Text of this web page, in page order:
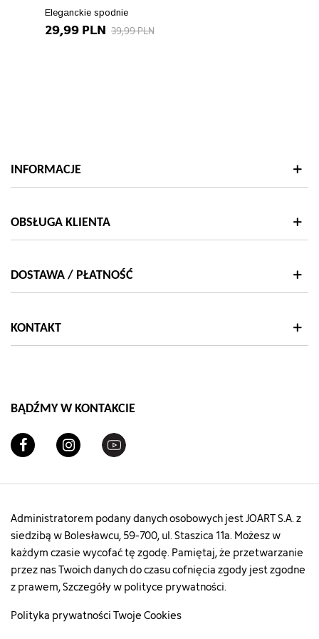
Eleganckie spodnie
29,99 PLN 39,99 PLN
INFORMACJE
OBSŁUGA KLIENTA
DOSTAWA / PŁATNOŚĆ
KONTAKT
BĄDŹMY W KONTAKCIE
Administratorem podany danych osobowych jest JOART S.A. z
siedzibą w Bolesławcu, 59-700, ul. Staszica 11a. Możesz w
każdym czasie wycofać tę zgodę. Pamiętaj, że przetwarzanie
przez nas Twoich danych do czasu cofnięcia zgody jest zgodne
z prawem, Szczegóły w polityce prywatności.
Polityka prywatnościTwoje Cookies